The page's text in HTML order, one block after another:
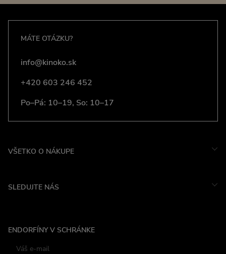
MÁTE OTÁZKU?
info@kinoko.sk
+420 603 246 452
Po–Pá: 10–19, So: 10–17
VŠETKO O NÁKUPE
SLEDUJTE NÁS
Facebook
ENDORFÍNY V SCHRÁNKE